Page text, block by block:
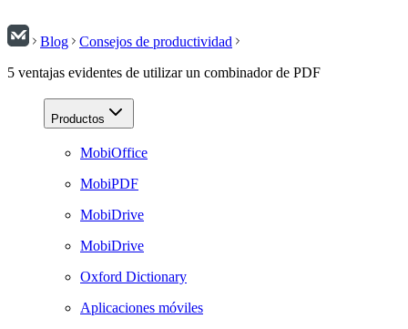
Blog
Consejos de productividad
5 ventajas evidentes de utilizar un combinador de PDF
Productos
MobiOffice
MobiPDF
MobiDrive
MobiDrive
Oxford Dictionary
Aplicaciones móviles